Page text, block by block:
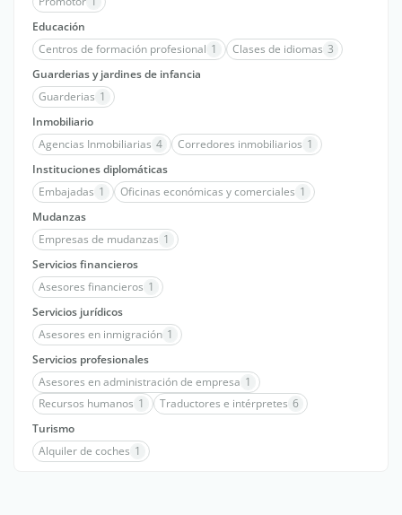
Educación
Centros de formación profesional 1 Clases de idiomas 3
Guarderias y jardines de infancia
Guarderias 1
Inmobiliario
Agencias Inmobiliarias 4 Corredores inmobiliarios 1
Instituciones diplomáticas
Embajadas 1 Oficinas económicas y comerciales 1
Mudanzas
Empresas de mudanzas 1
Servicios financieros
Asesores financieros 1
Servicios jurídicos
Asesores en inmigración 1
Servicios profesionales
Asesores en administración de empresa 1
Recursos humanos 1 Traductores e intérpretes 6
Turismo
Alquiler de coches 1